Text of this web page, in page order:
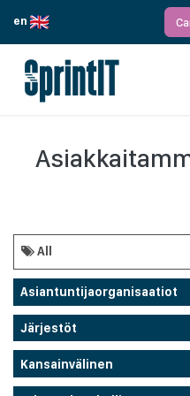
en
All
Asiantuntijaorganisaatiot
Järjestöt
Kansainvälinen